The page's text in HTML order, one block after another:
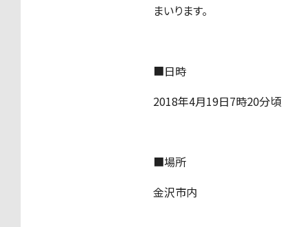
まいります。
■日時
2018年4月19日7時20分頃
■場所
金沢市内